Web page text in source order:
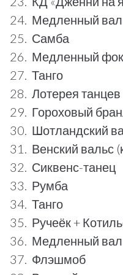
Медленный
Самба
Медленный
Танго
Лотерея танцев
Гороховый
Шотландский
Венский вальс
Сиквенс-танец
Румба
Танго
Ручеёк +
Медленный
Флэшмоб